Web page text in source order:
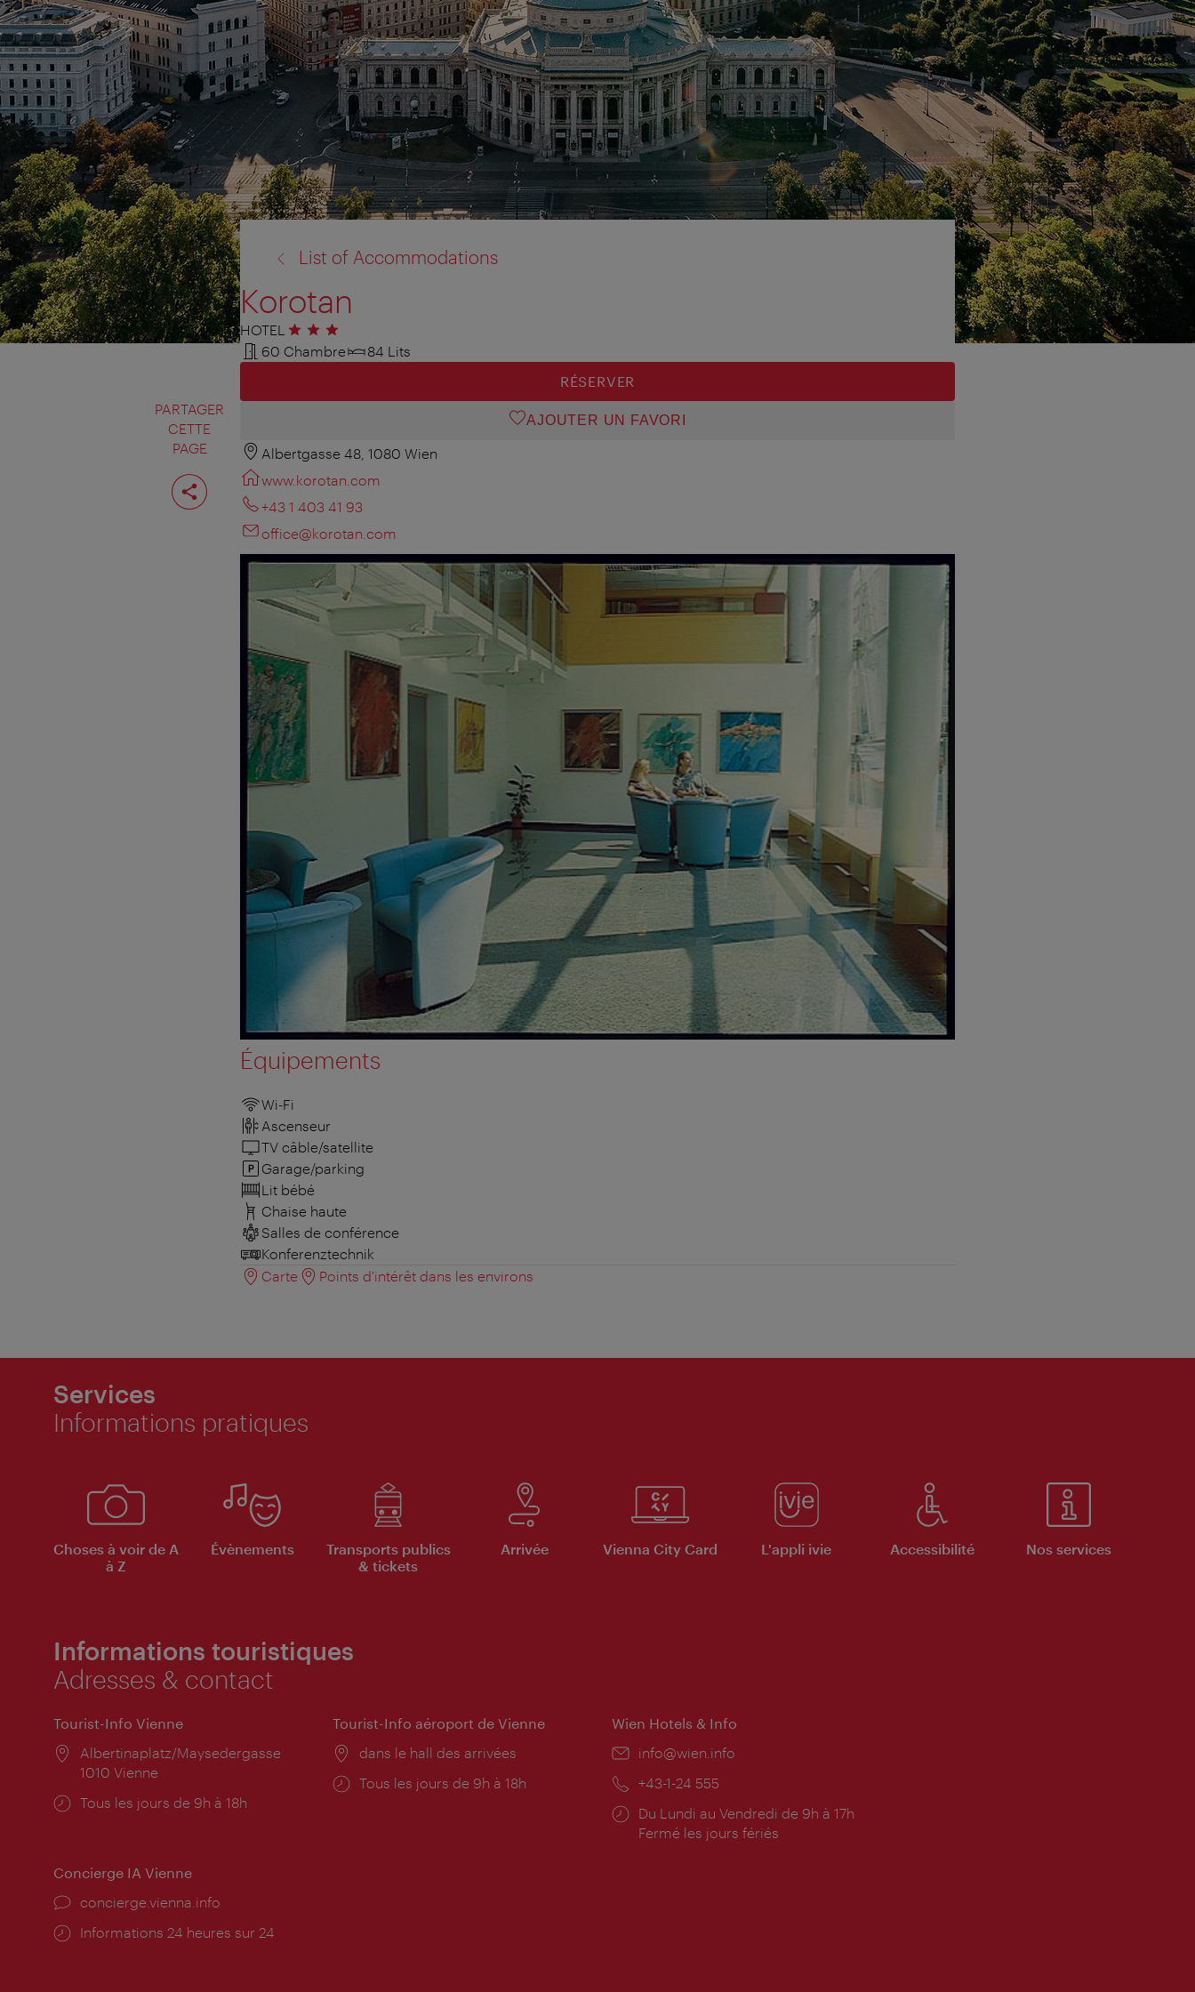
PARTAGER
CETTE
PAGE
Partager
cette
page
List of Accommodations
Korotan
HOTEL 3 étoiles
60 Chambre
84 Lits
RÉSERVER
AJOUTER UN FAVORI
Albertgasse 48, 1080 Wien
www.korotan.com
+43 1 403 41 93
office@korotan.com
Équipements
Wi-Fi
Ascenseur
TV câble/satellite
Garage/parking
Lit bébé
Chaise haute
Salles de conférence
Konferenztechnik
Carte
Points d'intérêt dans les environs
Services
Informations pratiques
Choses à voir de A
à Z
Évènements
Transports publics
& tickets
Arrivée Vienna City Card L'appli ivie Accessibilité Nos services
Informations touristiques
Adresses & contact
Tourist-Info Vienne
Lieu:
Albertinaplatz/Maysedergasse
1010 Vienne
Horaires
Tous les jours de 9h à 18h
Tourist-Info aéroport de Vienne
Lieu:
dans le hall des arrivées
Horaires
Tous les jours de 9h à 18h
Wien Hotels & Info
E-
info@wien.info
Téléphone:
+43-1-24 555
Horaires
d'ouverture:
Du Lundi au Vendredi de 9h à 17h
Fermé les jours fériés
Concierge IA Vienne
Ort:
concierge.vienna.info
Öffnungszeiten:
Informations 24 heures sur 24